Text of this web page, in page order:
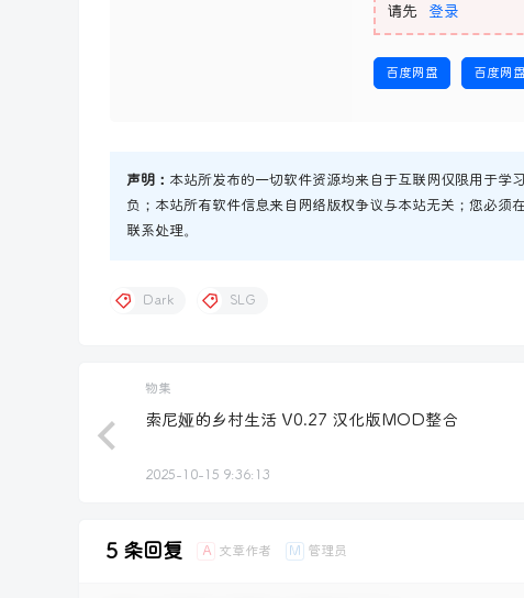
请先 登录
百度网盘 百度网盘
声明： 本站所发布的一切软件资源均来自于互联网仅限用于学
负；本站所有软件信息来自网络版权争议与本站无关；您必须
联系处理。
Dark SLG
物集
索尼娅的乡村生活 V0.27 汉化版MOD整合
2025-10-15 9:36:13
5 条回复 A 文章作者 M 管理员